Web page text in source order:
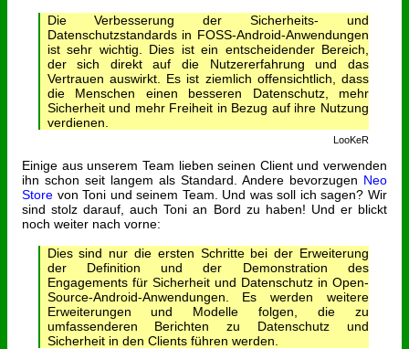
Die Verbesserung der Sicherheits- und
Datenschutzstandards in FOSS-Android-Anwendungen
ist sehr wichtig. Dies ist ein entscheidender Bereich,
der sich direkt auf die Nutzererfahrung und das
Vertrauen auswirkt. Es ist ziemlich offensichtlich, dass
die Menschen einen besseren Datenschutz, mehr
Sicherheit und mehr Freiheit in Bezug auf ihre Nutzung
verdienen.
LooKeR
Einige aus unserem Team lieben seinen Client und verwenden
ihn schon seit langem als Standard. Andere bevorzugen Neo
Store von Toni und seinem Team. Und was soll ich sagen? Wir
sind stolz darauf, auch Toni an Bord zu haben! Und er blickt
noch weiter nach vorne:
Dies sind nur die ersten Schritte bei der Erweiterung
der Definition und der Demonstration des
Engagements für Sicherheit und Datenschutz in Open-
Source-Android-Anwendungen. Es werden weitere
Erweiterungen und Modelle folgen, die zu
umfassenderen Berichten zu Datenschutz und
Sicherheit in den Clients führen werden.